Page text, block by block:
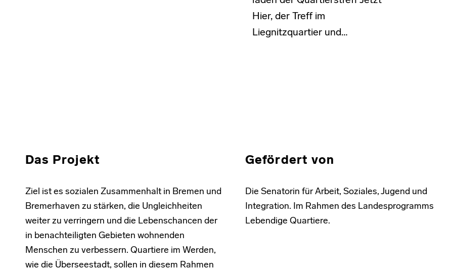
Hier, der Treff im
Liegnitzquartier und…
Das Projekt
Ziel ist es sozialen Zusammenhalt in Bremen und
Bremerhaven zu stärken, die Ungleichheiten
weiter zu verringern und die Lebenschancen der
in benachteiligten Gebieten wohnenden
Menschen zu verbessern. Quartiere im Werden,
wie die Überseestadt, sollen in diesem Rahmen
Gefördert von
Die Senatorin für Arbeit, Soziales, Jugend und
Integration. Im Rahmen des Landesprogramms
Lebendige Quartiere.